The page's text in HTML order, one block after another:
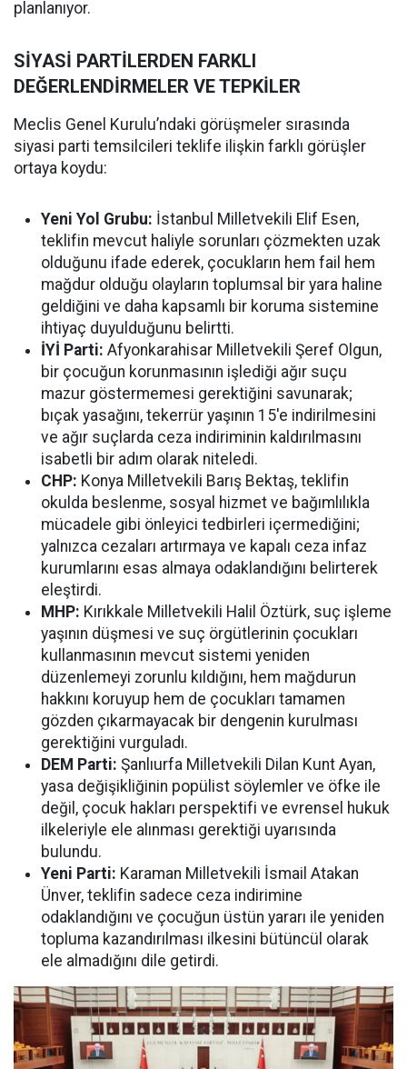
planlanıyor.
SİYASİ PARTİLERDEN FARKLI
DEĞERLENDİRMELER VE TEPKİLER
Meclis Genel Kurulu’ndaki görüşmeler sırasında
siyasi parti temsilcileri teklife ilişkin farklı görüşler
ortaya koydu:
Yeni Yol Grubu: İstanbul Milletvekili Elif Esen,
teklifin mevcut haliyle sorunları çözmekten uzak
olduğunu ifade ederek, çocukların hem fail hem
mağdur olduğu olayların toplumsal bir yara haline
geldiğini ve daha kapsamlı bir koruma sistemine
ihtiyaç duyulduğunu belirtti.
İYİ Parti: Afyonkarahisar Milletvekili Şeref Olgun,
bir çocuğun korunmasının işlediği ağır suçu
mazur göstermemesi gerektiğini savunarak;
bıçak yasağını, tekerrür yaşının 15'e indirilmesini
ve ağır suçlarda ceza indiriminin kaldırılmasını
isabetli bir adım olarak niteledi.
CHP: Konya Milletvekili Barış Bektaş, teklifin
okulda beslenme, sosyal hizmet ve bağımlılıkla
mücadele gibi önleyici tedbirleri içermediğini;
yalnızca cezaları artırmaya ve kapalı ceza infaz
kurumlarını esas almaya odaklandığını belirterek
eleştirdi.
MHP: Kırıkkale Milletvekili Halil Öztürk, suç işleme
yaşının düşmesi ve suç örgütlerinin çocukları
kullanmasının mevcut sistemi yeniden
düzenlemeyi zorunlu kıldığını, hem mağdurun
hakkını koruyup hem de çocukları tamamen
gözden çıkarmayacak bir dengenin kurulması
gerektiğini vurguladı.
DEM Parti: Şanlıurfa Milletvekili Dilan Kunt Ayan,
yasa değişikliğinin popülist söylemler ve öfke ile
değil, çocuk hakları perspektifi ve evrensel hukuk
ilkeleriyle ele alınması gerektiği uyarısında
bulundu.
Yeni Parti: Karaman Milletvekili İsmail Atakan
Ünver, teklifin sadece ceza indirimine
odaklandığını ve çocuğun üstün yararı ile yeniden
topluma kazandırılması ilkesini bütüncül olarak
ele almadığını dile getirdi.